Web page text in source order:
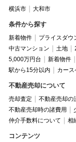
横浜市 大和市
条件から探す
新着物件 プライスダウ
中古マンション
土地
5,000万円台
新着物件
駅から15分以内
カー
不動産売却について
売却査定 不動産売却の
不動産売却時の諸費用
仲介手数料について
相
コンテンツ